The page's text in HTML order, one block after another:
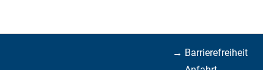
→ Barrierefreiheit